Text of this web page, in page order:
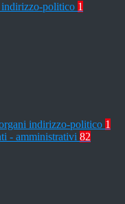
politico 1
indirizzo-politico 1
- amministrativi 82